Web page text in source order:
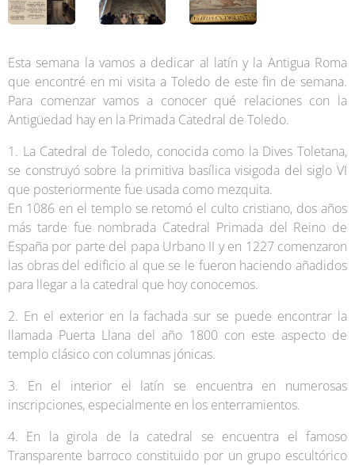
Esta semana la vamos a dedicar al latín y la Antigua Roma
que encontré en mi visita a Toledo de este fin de semana.
Para comenzar vamos a conocer qué relaciones con la
Antigüedad hay en la Primada Catedral de Toledo.
1. La Catedral de Toledo, conocida como la Dives Toletana,
se construyó sobre la primitiva basílica visigoda del siglo VI
que posteriormente fue usada como mezquita.
En 1086 en el templo se retomó el culto cristiano, dos años
más tarde fue nombrada Catedral Primada del Reino de
España por parte del papa Urbano II y en 1227 comenzaron
las obras del edificio al que se le fueron haciendo añadidos
para llegar a la catedral que hoy conocemos.
2. En el exterior en la fachada sur se puede encontrar la
llamada Puerta Llana del año 1800 con este aspecto de
templo clásico con columnas jónicas.
3. En el interior el latín se encuentra en numerosas
inscripciones, especialmente en los enterramientos.
4. En la girola de la catedral se encuentra el famoso
Transparente barroco constituido por un grupo escultórico